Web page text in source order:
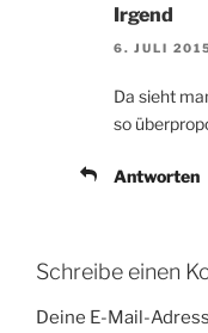
Irgend
6. JULI
Da sieht
so
Antworten
Schreibe einen
Deine E-Mail-